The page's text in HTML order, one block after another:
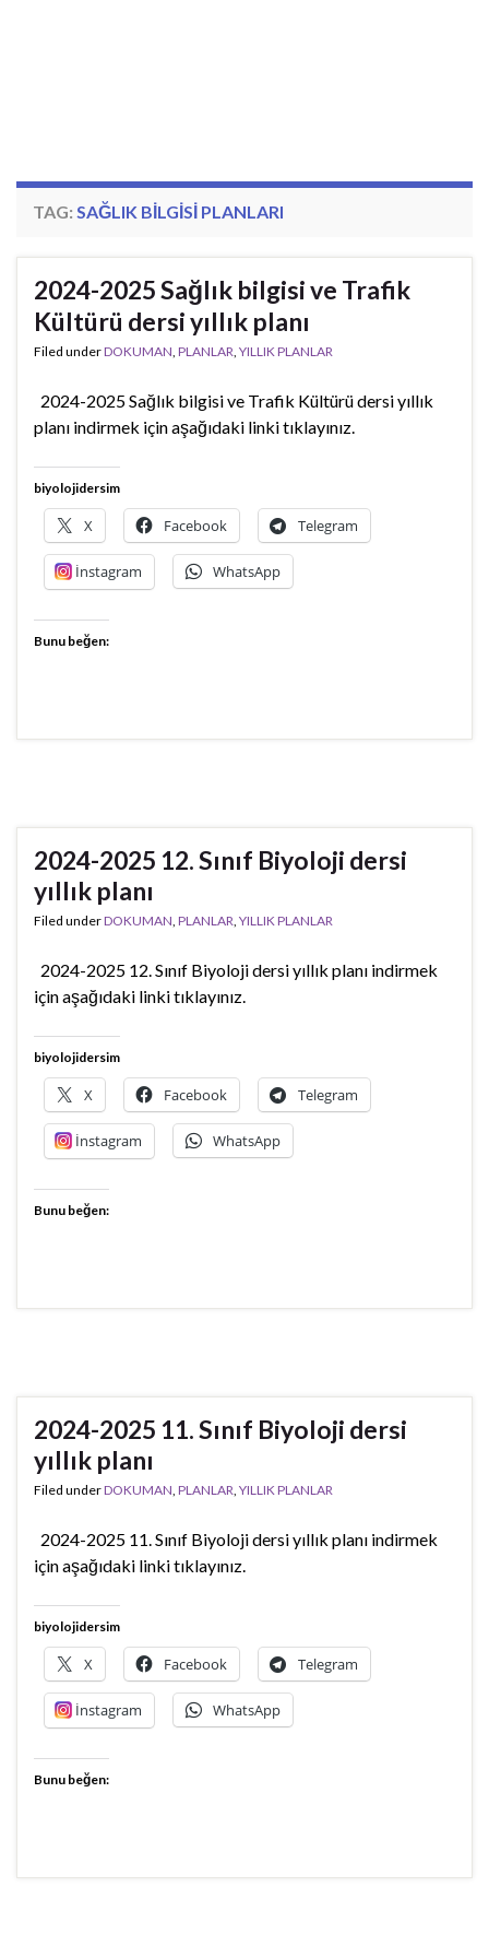
TAG: SAĞLIK BILGISI PLANLARI
2024-2025 Sağlık bilgisi ve Trafik
Kültürü dersi yıllık planı
Filed underDOKUMAN, PLANLAR, YILLIK PLANLAR
2024-2025 Sağlık bilgisi ve Trafik Kültürü dersi yıllık
planı indirmek için aşağıdaki linki tıklayınız.
biyolojidersim
X Facebook Telegram
İnstagram WhatsApp
Bunu beğen:
2024-2025 12. Sınıf Biyoloji dersi
yıllık planı
Filed underDOKUMAN, PLANLAR, YILLIK PLANLAR
2024-2025 12. Sınıf Biyoloji dersi yıllık planı indirmek
için aşağıdaki linki tıklayınız.
biyolojidersim
X Facebook Telegram
İnstagram WhatsApp
Bunu beğen:
2024-2025 11. Sınıf Biyoloji dersi
yıllık planı
Filed underDOKUMAN, PLANLAR, YILLIK PLANLAR
2024-2025 11. Sınıf Biyoloji dersi yıllık planı indirmek
için aşağıdaki linki tıklayınız.
biyolojidersim
X Facebook Telegram
İnstagram WhatsApp
Bunu beğen: